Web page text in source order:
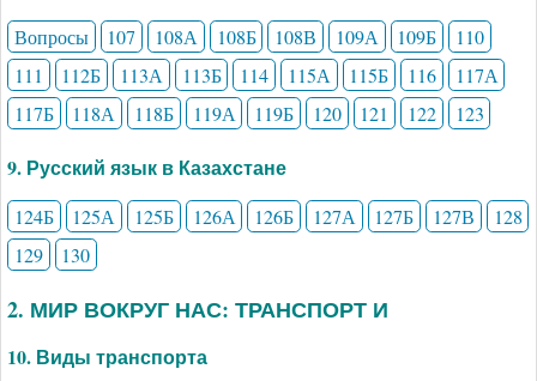
Вопросы 107 108А 108Б 108В 109А 109Б
110
111
112Б 113А 113Б 114 115А 115Б 116
117А
117Б
118А 118Б 119А 119Б 120 121 122 123
9. Русский язык в Казахстане
124Б 125А 125Б 126А 126Б 127А 127Б 127В
128
129
130
2. МИР ВОКРУГ НАС: ТРАНСПОРТ И
10. Виды транспорта